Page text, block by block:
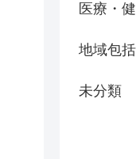
医療・
地域包
未分類